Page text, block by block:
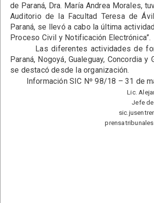
de Paraná, Dra. María Andrea Morales,
Auditorio de la Facultad Teresa de
Paraná, se llevó a cabo la última
Proceso Civil y Notificación Electrónica”.
Las diferentes actividades de
Paraná, Nogoyá, Gualeguay, Concordia
se destacó desde la organización.
Información SIC Nº 98/18 – 31 de
Lic.
Jefe